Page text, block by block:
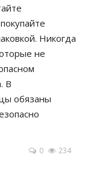
Никогда
не
В
обязаны
0 234